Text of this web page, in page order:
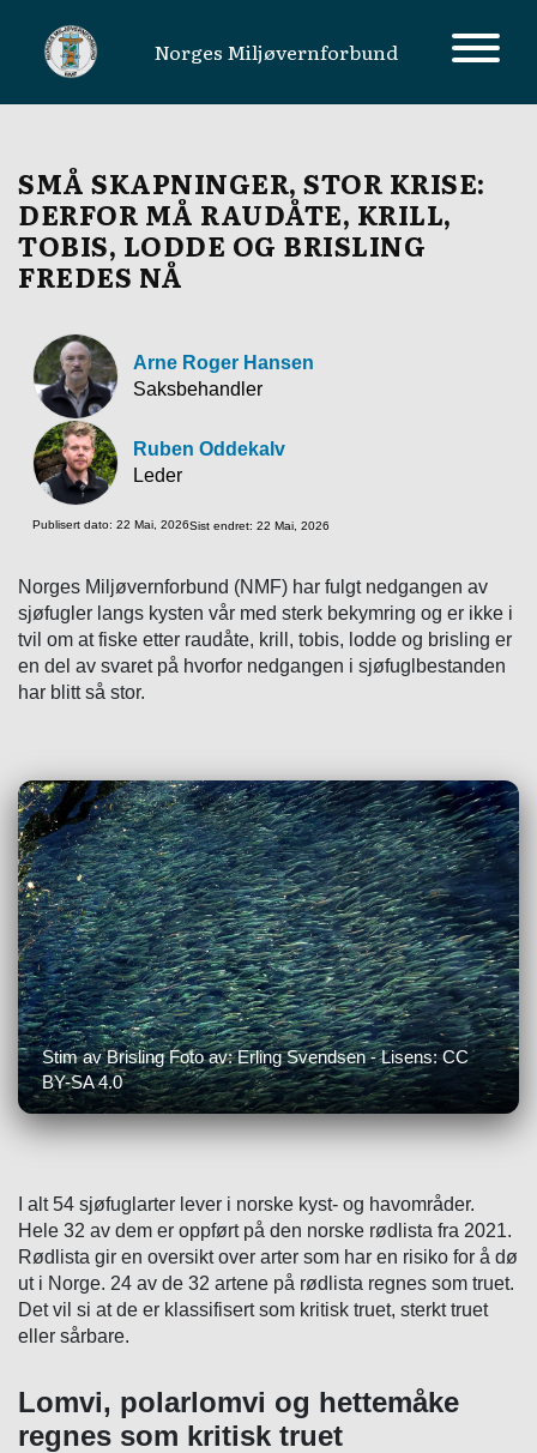
MAIN NAVIGATIONNorges Miljøvernforbund
SMÅ SKAPNINGER, STOR KRISE:
DERFOR MÅ RAUDÅTE, KRILL,
TOBIS, LODDE OG BRISLING
FREDES NÅ
Arne Roger Hansen
Saksbehandler
Ruben Oddekalv
Leder
Publisert dato: 22 Mai, 2026Sist endret: 22 Mai, 2026
Norges Miljøvernforbund (NMF) har fulgt nedgangen av
sjøfugler langs kysten vår med sterk bekymring og er ikke i
tvil om at fiske etter raudåte, krill, tobis, lodde og brisling er
en del av svaret på hvorfor nedgangen i sjøfuglbestanden
har blitt så stor.
Stim av Brisling Foto av: Erling Svendsen - Lisens: CC
BY-SA 4.0
I alt 54 sjøfuglarter lever i norske kyst- og havområder.
Hele 32 av dem er oppført på den norske rødlista fra 2021.
Rødlista gir en oversikt over arter som har en risiko for å dø
ut i Norge. 24 av de 32 artene på rødlista regnes som truet.
Det vil si at de er klassifisert som kritisk truet, sterkt truet
eller sårbare.
Lomvi, polarlomvi og hettemåke
regnes som kritisk truet